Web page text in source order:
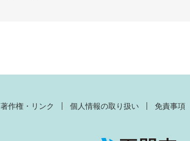
著作権・リンク 個人情報の取り扱い 免責事項